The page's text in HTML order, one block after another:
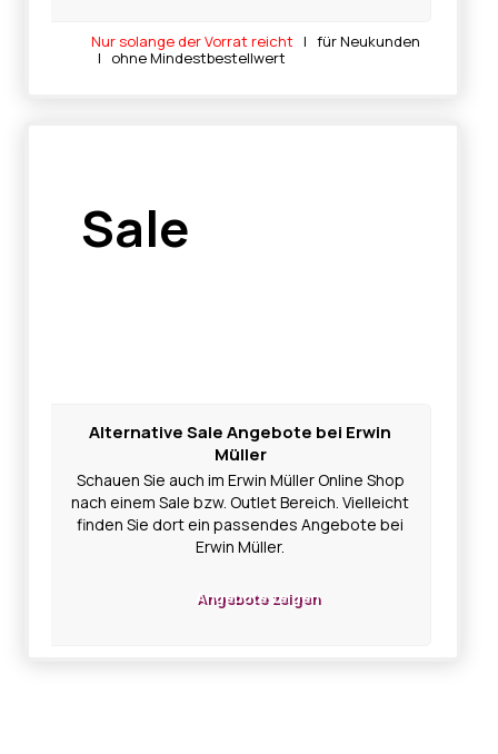
Nur solange der Vorrat reicht | für Neukunden
| ohne Mindestbestellwert
Sale
Alternative Sale Angebote bei Erwin
Müller
Schauen Sie auch im Erwin Müller Online Shop
nach einem Sale bzw. Outlet Bereich. Vielleicht
finden Sie dort ein passendes Angebote bei
Erwin Müller.
Angebote zeigen